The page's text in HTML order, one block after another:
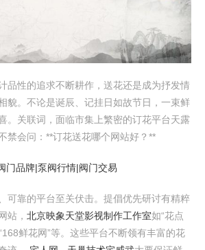
品性的追求不断耕作，送花还是成为抒发情
貌。不论是诞辰、记挂日如故节日，一束鲜
。关联词，面临市集上繁密的订花平台天露
禁会问：**订花送花哪个网站好？**
门品牌|泵阀行情|阀门交易
可靠的平台至关伏击。提倡优先研讨有精粹
站， 北京映象天堂影视制作工作室如“花点
鲜花网”等。这些平台不断领有丰富的花